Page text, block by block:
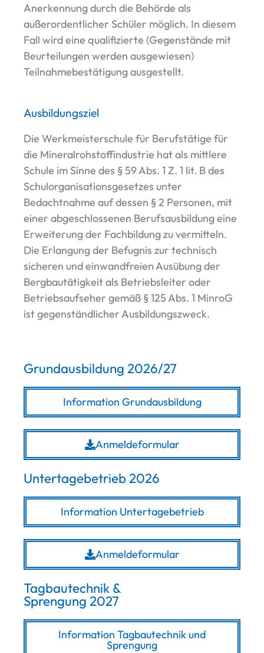
Anerkennung durch die Behörde als
außerordentlicher Schüler möglich. In diesem
Fall wird eine qualifizierte (Gegenstände mit
Beurteilungen werden ausgewiesen)
Teilnahmebestätigung ausgestellt.
Ausbildungsziel
Die Werkmeisterschule für Berufstätige für
die Mineralrohstoffindustrie hat als mittlere
Schule im Sinne des § 59 Abs. 1 Z. 1 lit. B des
Schulorganisationsgesetzes unter
Bedachtnahme auf dessen § 2 Personen, mit
einer abgeschlossenen Berufsausbildung eine
Erweiterung der Fachbildung zu vermitteln.
Die Erlangung der Befugnis zur technisch
sicheren und einwandfreien Ausübung der
Bergbautätigkeit als Betriebsleiter oder
Betriebsaufseher gemäß § 125 Abs. 1 MinroG
ist gegenständlicher Ausbildungszweck.
Grundausbildung 2026/27
Information Grundausbildung
Anmeldeformular
Untertagebetrieb 2026
Information Untertagebetrieb
Anmeldeformular
Tagbautechnik &
Sprengung 2027
Information Tagbautechnik und
Sprengung